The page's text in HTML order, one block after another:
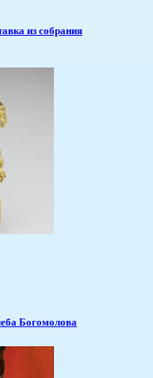
из собрания
Богомолова